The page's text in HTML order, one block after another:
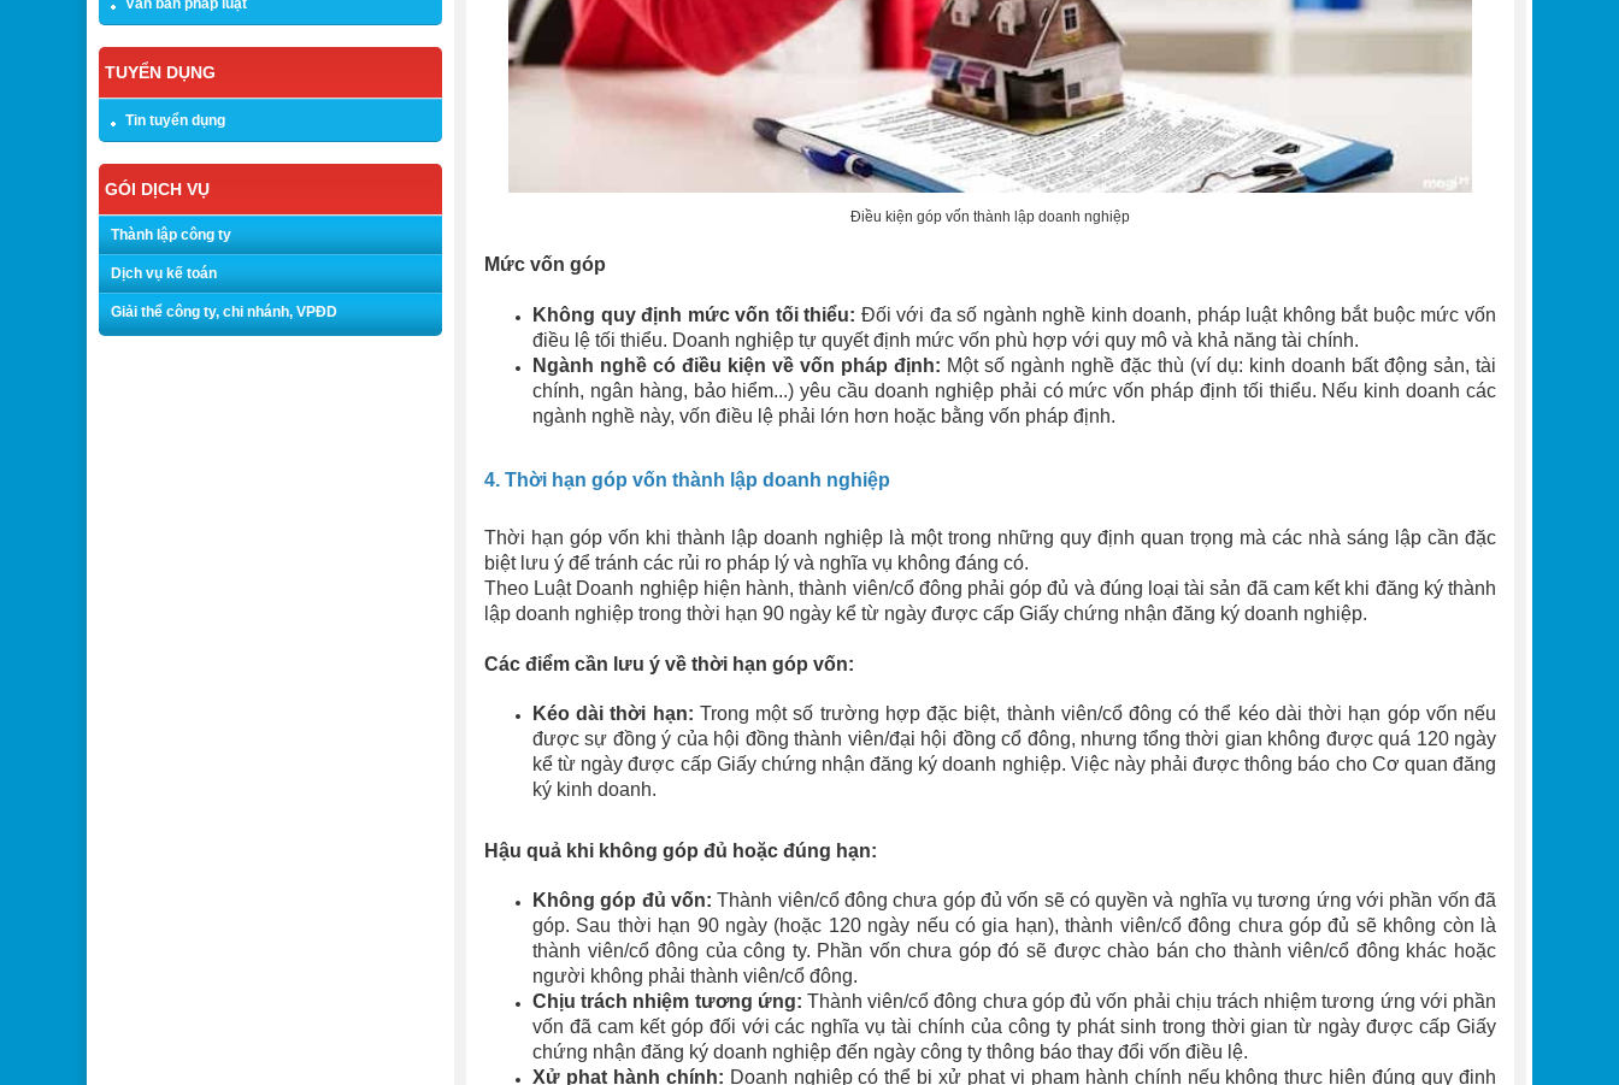
Điều kiện góp vốn thành lập doanh nghiệp
Mức vốn góp
Không quy định mức vốn tối thiểu: Đối với đa số ngành nghề kinh doanh, pháp luật không bắt buộc mức vốn
điều lệ tối thiểu. Doanh nghiệp tự quyết định mức vốn phù hợp với quy mô và khả năng tài chính.
Ngành nghề có điều kiện về vốn pháp định: Một số ngành nghề đặc thù (ví dụ: kinh doanh bất động sản, tài
chính, ngân hàng, bảo hiểm...) yêu cầu doanh nghiệp phải có mức vốn pháp định tối thiểu. Nếu kinh doanh các
ngành nghề này, vốn điều lệ phải lớn hơn hoặc bằng vốn pháp định.
4. Thời hạn góp vốn thành lập doanh nghiệp
Thời hạn góp vốn khi thành lập doanh nghiệp là một trong những quy định quan trọng mà các nhà sáng lập cần đặc
biệt lưu ý để tránh các rủi ro pháp lý và nghĩa vụ không đáng có.
Theo Luật Doanh nghiệp hiện hành, thành viên/cổ đông phải góp đủ và đúng loại tài sản đã cam kết khi đăng ký thành
lập doanh nghiệp trong thời hạn 90 ngày kể từ ngày được cấp Giấy chứng nhận đăng ký doanh nghiệp.
Các điểm cần lưu ý về thời hạn góp vốn:
Kéo dài thời hạn: Trong một số trường hợp đặc biệt, thành viên/cổ đông có thể kéo dài thời hạn góp vốn nếu
được sự đồng ý của hội đồng thành viên/đại hội đồng cổ đông, nhưng tổng thời gian không được quá 120 ngày
kể từ ngày được cấp Giấy chứng nhận đăng ký doanh nghiệp. Việc này phải được thông báo cho Cơ quan đăng
ký kinh doanh.
Hậu quả khi không góp đủ hoặc đúng hạn:
Không góp đủ vốn:Thành viên/cổ đông chưa góp đủ vốn sẽ có quyền và nghĩa vụ tương ứng với phần vốn đã
góp. Sau thời hạn 90 ngày (hoặc 120 ngày nếu có gia hạn), thành viên/cổ đông chưa góp đủ sẽ không còn là
thành viên/cổ đông của công ty. Phần vốn chưa góp đó sẽ được chào bán cho thành viên/cổ đông khác hoặc
người không phải thành viên/cổ đông.
Chịu trách nhiệm tương ứng:Thành viên/cổ đông chưa góp đủ vốn phải chịu trách nhiệm tương ứng với phần
vốn đã cam kết góp đối với các nghĩa vụ tài chính của công ty phát sinh trong thời gian từ ngày được cấp Giấy
chứng nhận đăng ký doanh nghiệp đến ngày công ty thông báo thay đổi vốn điều lệ.
Xử phạt hành chính: Doanh nghiệp có thể bị xử phạt vi phạm hành chính nếu không thực hiện đúng quy định
Văn bản pháp luật
TUYỂN DỤNG
Tin tuyển dụng
GÓI DỊCH VỤ
Thành lập công ty
Dịch vụ kế toán
Giải thể công ty, chi nhánh, VPĐD